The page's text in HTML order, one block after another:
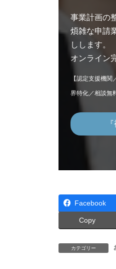
事業計画の
煩雑な申請
しします。
オンライン
【認定支援機
界特化／相談無
Facebook
Copy
カテゴリー